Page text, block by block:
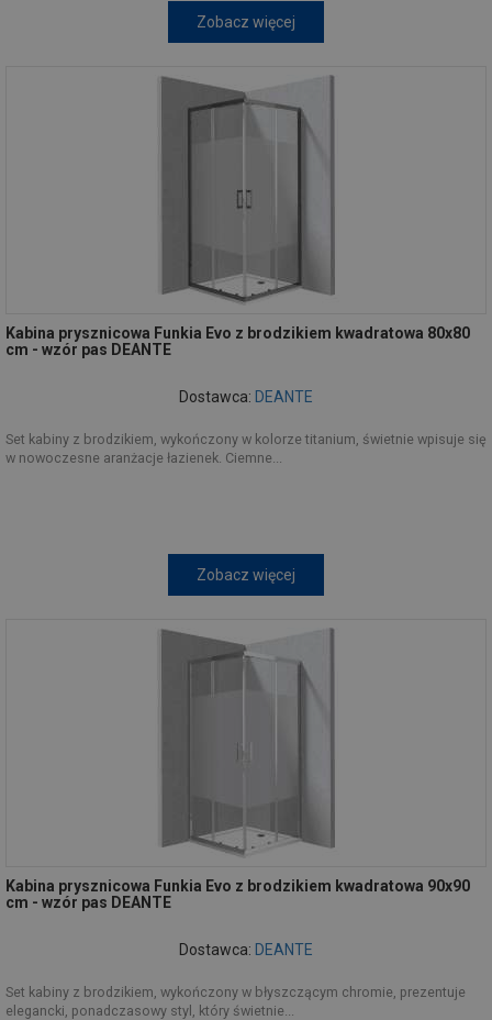
Zobacz więcej
Kabina prysznicowa Funkia Evo z brodzikiem kwadratowa 80x80
cm - wzór pas DEANTE
Dostawca: DEANTE
Set kabiny z brodzikiem, wykończony w kolorze titanium, świetnie wpisuje się
w nowoczesne aranżacje łazienek. Ciemne...
Zobacz więcej
Kabina prysznicowa Funkia Evo z brodzikiem kwadratowa 90x90
cm - wzór pas DEANTE
Dostawca: DEANTE
Set kabiny z brodzikiem, wykończony w błyszczącym chromie, prezentuje
elegancki, ponadczasowy styl, który świetnie...